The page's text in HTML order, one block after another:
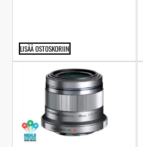
LISÄÄ OSTOSKORIIN